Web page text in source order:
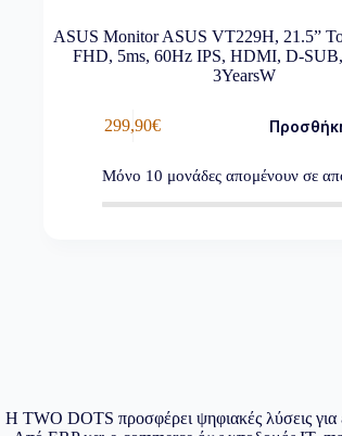
ASUS Monitor ASUS VT229H, 21.5”
FHD, 5ms, 60Hz IPS, HDMI, D-
3YearsW
299,90€
Μόνο 10 μονάδες απομένουν σε
Η TWO DOTS προσφέρει ψηφιακές λύσεις για